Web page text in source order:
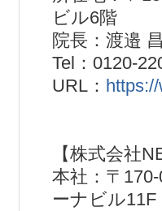
ビル6階
院長：渡邉
Tel：0120-
URL：
【株式会社
本社：〒
ーナビル11F